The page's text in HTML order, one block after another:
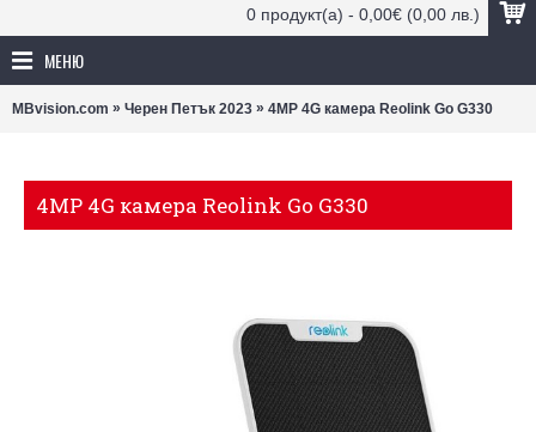
0 продукт(а) - 0,00€ (0,00 лв.)
МЕНЮ
MBvision.com » Черен Петък 2023 » 4MP 4G камера Reolink Go G330
4MP 4G камера Reolink Go G330